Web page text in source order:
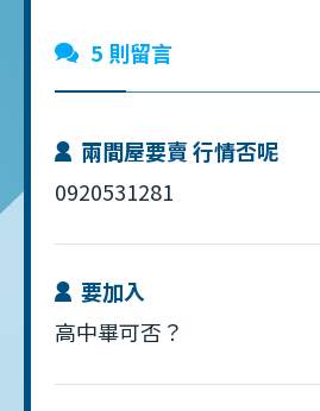
5 則留言
兩間屋要賣 行情否呢
0920531281
要加入
高中畢可否？